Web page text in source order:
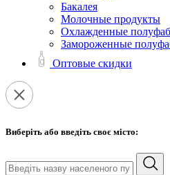
Бакалея
Молочные продукты
Охлажденные
Замороженные
Оптовые скидки
Виберіть або введіть своє місто: